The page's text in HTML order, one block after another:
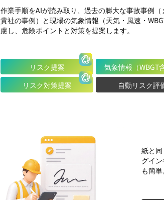
作業手順をAIが読み取り、過去の膨大な事故事例（
貴社の事例）と現場の気象情報（天気・風速・
慮し、危険ポイントと対策を提案します。
リスク提案
気象情報（WBGT
リスク対策提案
自動リスク評
紙と
グイ
も簡